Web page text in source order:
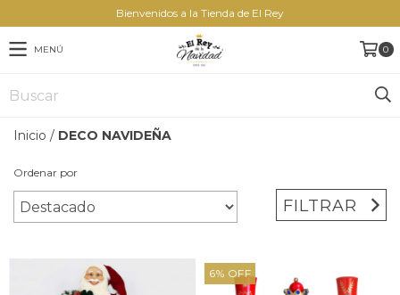
Bienvenidos a la Tienda de El Rey
MENÚ 0
Inicio / DECO NAVIDEÑA
Ordenar por
FILTRAR
6% OFF